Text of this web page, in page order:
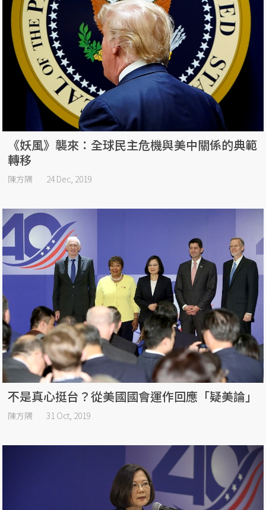
《妖風》襲來：全球民主危機與美中關係的典範
轉移
陳方隅 24 Dec, 2019
不是真心挺台？從美國國會運作回應「疑美論」
陳方隅 31 Oct, 2019